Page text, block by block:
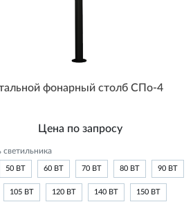
фонарный столб СПо-4
Цена по запросу
50 ВТ 60 ВТ 70 ВТ 80 ВТ 90 ВТ
105 ВТ 120 ВТ 140 ВТ 150 ВТ